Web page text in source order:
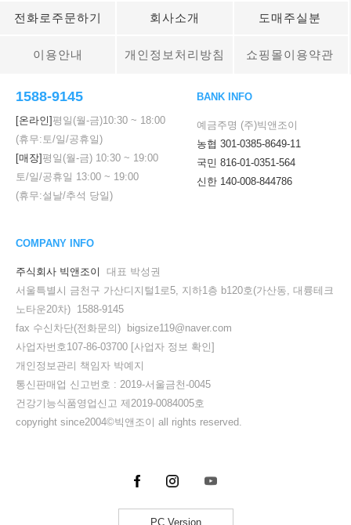
전화로주문하기 회사소개 도매주실분
이용안내 개인정보처리방침 쇼핑몰이용약관
1588-9145
[온라인]평일(월-금)10:30 ~ 18:00
(휴무:토/일/공휴일)
[매장]평일(월-금) 10:30 ~ 19:00
토/일/공휴일 13:00 ~ 19:00
(휴무:설날/추석 당일)
BANK INFO
예금주명 (주)빅앤조이
농협 301-0385-8649-11
국민 816-01-0351-564
신한 140-008-844786
COMPANY INFO
주식회사 빅앤조이
대표 박성권
서울특별시 금천구 가산디지털1로5, 지하1층 b120호(가산동, 대륭테크
노타운20차) 1588-9145
fax 수신차단(전화문의) bigsize119@naver.com
사업자번호107-86-03700 [사업자 정보 확인]
개인정보관리 책임자 박예지
통신판매업 신고번호 : 2019-서울금천-0045
건강기능식품영업신고 제2019-0084005호
copyright since2004©빅앤조이 all rights reserved.
PC Version